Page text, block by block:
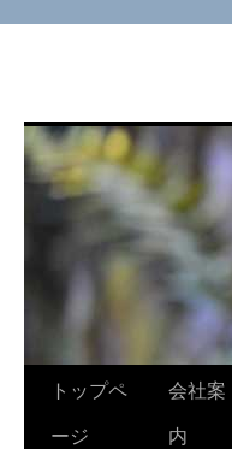
トップペ
ージ
会社案
内